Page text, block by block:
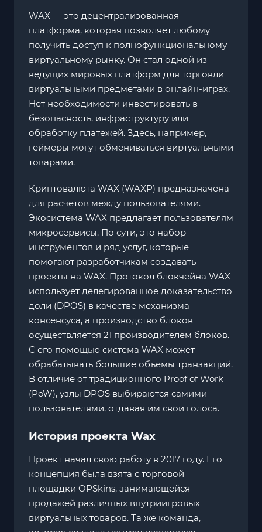
WAX — это децентрализованная
платформа, которая позволяет любому
получить доступ к полнофункциональному
виртуальному рынку. Он стал одной из
ведущих мировых платформ для торговли
виртуальными предметами в онлайн-играх.
Нет необходимости инвестировать в
безопасность, инфраструктуру или
обработку платежей. Здесь, например,
геймеры могут обмениваться виртуальными
товарами.
Криптовалюта WAX (WAXP) предназначена
для расчетов между пользователями.
Экосистема WAX предлагает пользователям
микросервисы. По сути, это набор
инструментов и ряд услуг, которые
помогают разработчикам создавать
проекты на WAX. Протокол блокчейна WAX
использует делегированное доказательство
доли (DPOS) в качестве механизма
консенсуса, а производство блоков
осуществляется 21 производителем блоков.
С его помощью система WAX может
обрабатывать большие объемы транзакций.
В отличие от традиционного Proof of Work
(PoW), узлы DPOS выбираются самими
пользователями, отдавая им свои голоса.
История проекта Wax
Проект начал свою работу в 2017 году. Его
концепция была взята с торговой
площадки OPSkins, занимающейся
продажей различных внутриигровых
виртуальных товаров. Та же команда,